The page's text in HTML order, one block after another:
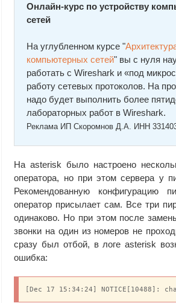
Онлайн-курс по устройству
сетей
На углубленном курсе "
компьютерных сетей" вы с нуля
работать с Wireshark и «под
работу сетевых протоколов. На
надо будет выполнить более
лабораторных работ в Wireshark.
Реклама ИП Скоромнов Д.А. ИНН
На asterisk было настроено
оператора, но при этом сервера у
Рекомендованную конфигурацию
оператор присылает сам. Все три
одинаково. Но при этом после
звонки на один из номеров не
сразу был отбой, в логе asterisk
ошибка:
[Dec 17 15:34:24] NOTICE[10488]: